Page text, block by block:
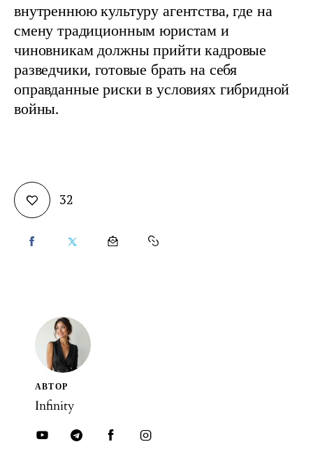
внутреннюю культуру агентства, где на
смену традиционным юристам и
чиновникам должны прийти кадровые
разведчики, готовые брать на себя
оправданные риски в условиях гибридной
войны.
32
SHARE SHARE SHARE COPY
АВТОР
Infinity
youtube-telegramfacebook-instagram